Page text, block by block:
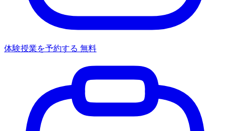
体験授業を予約する 無料